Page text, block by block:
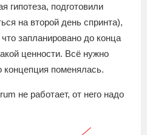
гипотеза, подготовили
на второй день спринта),
запланировано до конца
ценности. Всё нужно
концепция поменялась.
не работает, от него надо